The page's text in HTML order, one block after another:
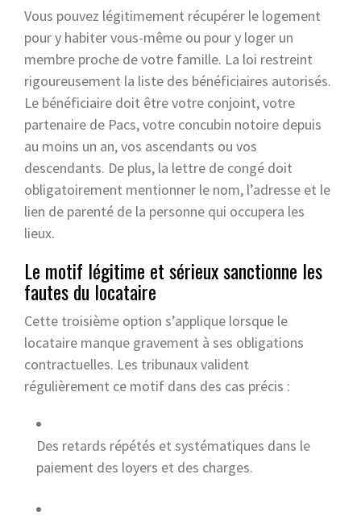
Vous pouvez légitimement récupérer le logement
pour y habiter vous-même ou pour y loger un
membre proche de votre famille. La loi restreint
rigoureusement la liste des bénéficiaires autorisés.
Le bénéficiaire doit être votre conjoint, votre
partenaire de Pacs, votre concubin notoire depuis
au moins un an, vos ascendants ou vos
descendants. De plus, la lettre de congé doit
obligatoirement mentionner le nom, l’adresse et le
lien de parenté de la personne qui occupera les
lieux.
Le motif légitime et sérieux sanctionne les
fautes du locataire
Cette troisième option s’applique lorsque le
locataire manque gravement à ses obligations
contractuelles. Les tribunaux valident
régulièrement ce motif dans des cas précis :
Des retards répétés et systématiques dans le
paiement des loyers et des charges.